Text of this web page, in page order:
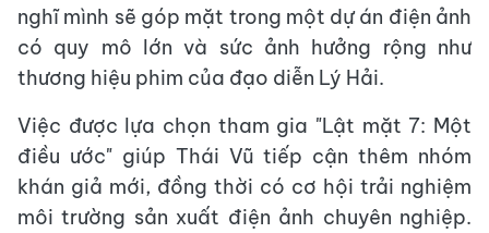
nghĩ mình sẽ góp mặt trong một dự án điện ảnh
có quy mô lớn và sức ảnh hưởng rộng như
thương hiệu phim của đạo diễn Lý Hải.
Việc được lựa chọn tham gia "Lật mặt 7: Một
điều ước" giúp Thái Vũ tiếp cận thêm nhóm
khán giả mới, đồng thời có cơ hội trải nghiệm
môi trường sản xuất điện ảnh chuyên nghiệp.